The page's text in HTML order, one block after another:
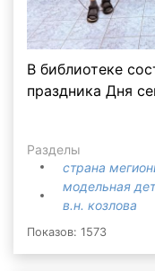
В библиотеке
праздника Дня
Разделы
страна
модельная
в.н. козлова
Показов: 1573